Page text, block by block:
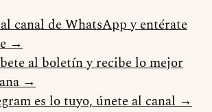
canal de WhatsApp y entérate
→
al boletín y recibe lo mejor
→
es lo tuyo, únete al canal →